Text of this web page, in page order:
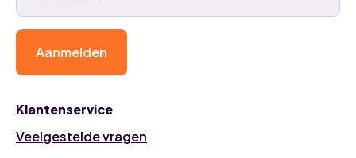
Klantenservice
Veelgestelde vragen
Aanmelden